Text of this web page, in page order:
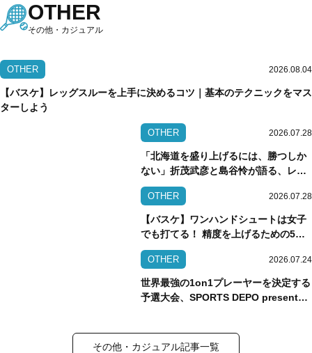
OTHER
その他・カジュアル
OTHER 2026.08.04
【バスケ】レッグスルーを上手に決めるコツ｜基本のテクニックをマス
ターしよう
OTHER 2026.07.28
「北海道を盛り上げるには、勝つしか
ない」折茂武彦と島谷怜が語る、レバ
ンガ北海道躍進の理由
OTHER 2026.07.28
【バスケ】ワンハンドシュートは女子
でも打てる！ 精度を上げるための5つ
のコツ
OTHER 2026.07.24
世界最強の1on1プレーヤーを決定する
予選大会、SPORTS DEPO presents
その他・カジュアル記事一覧